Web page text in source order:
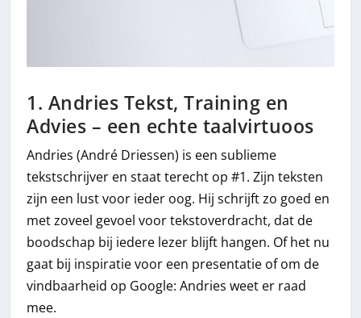
1. Andries Tekst, Training en
Advies – een echte taalvirtuoos
Andries (André Driessen) is een sublieme
tekstschrijver en staat terecht op #1. Zijn teksten
zijn een lust voor ieder oog. Hij schrijft zo goed en
met zoveel gevoel voor tekstoverdracht, dat de
boodschap bij iedere lezer blijft hangen. Of het nu
gaat bij inspiratie voor een presentatie of om de
vindbaarheid op Google: Andries weet er raad
mee.